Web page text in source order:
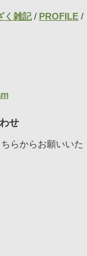
く雑記/ PROFILE /
せ
らからお願いいた